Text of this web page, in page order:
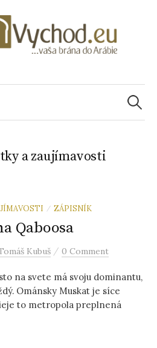
H
ť
a zaujímavosti
/ ZÁPISNÍK
Qaboosa
Kubuš / 0 Comment
na svete má svoju dominantu,
Ománsky Muskat je síce
to metropola preplnená